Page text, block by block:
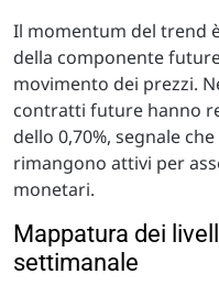
Il momentum del trend
della componente
movimento dei prezzi.
contratti future hanno
dello 0,70%, segnale
rimangono attivi per
monetari.
Mappatura dei
settimanale